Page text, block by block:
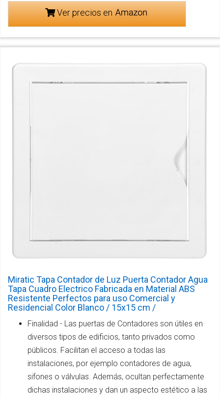
Ver precios en
Miratic Tapa Contador de Luz Puerta Contador Agua
Tapa Cuadro Electrico Fabricada en Material ABS
Resistente Perfectos para uso Comercial y
Residencial Color Blanco / 15x15 cm /
Finalidad - Las puertas de Contadores son útiles en
diversos tipos de edificios, tanto privados como
públicos. Facilitan el acceso a todas las
instalaciones, por ejemplo contadores de agua,
sifones o válvulas. Además, ocultan perfectamente
dichas instalaciones y dan un aspecto estético a las